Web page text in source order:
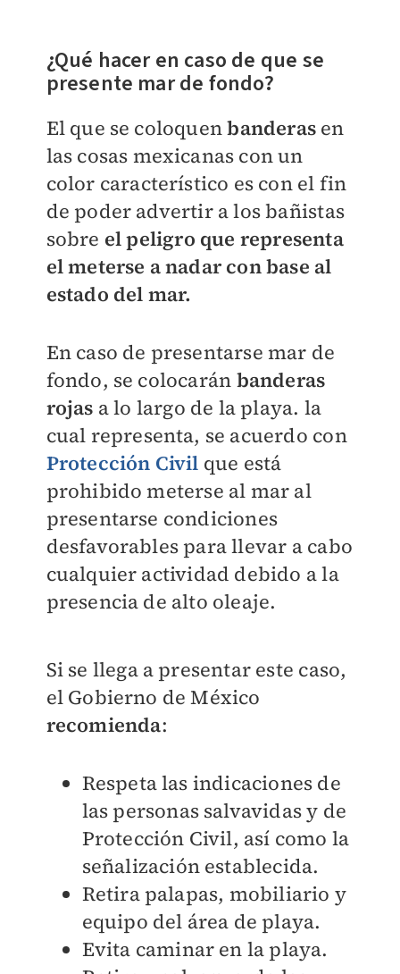
¿Qué hacer en caso de que se
presente mar de fondo?
El que se coloquenbanderas en
las cosas mexicanas con un
color característico es con el fin
de poder advertir a los bañistas
sobre el peligro que representa
el meterse a nadar con base al
estado del mar.
En caso de presentarse mar de
fondo, se colocarán banderas
rojas a lo largo de la playa. la
cual representa, se acuerdo con
Protección Civil que está
prohibido meterse al mar al
presentarse condiciones
desfavorables para llevar a cabo
cualquier actividad debido a la
presencia de alto oleaje.
Si se llega a presentar este caso,
el Gobierno de México
recomienda:
Respeta las indicaciones de
las personas salvavidas y de
Protección Civil, así como la
señalización establecida.
Retira palapas, mobiliario y
equipo del área de playa.
Evita caminar en la playa.